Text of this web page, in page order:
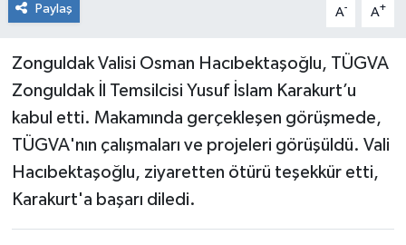
Paylaş A- A+
Zonguldak Valisi Osman Hacıbektaşoğlu, TÜGVA
Zonguldak İl Temsilcisi Yusuf İslam Karakurt’u
kabul etti. Makamında gerçekleşen görüşmede,
TÜGVA'nın çalışmaları ve projeleri görüşüldü. Vali
Hacıbektaşoğlu, ziyaretten ötürü teşekkür etti,
Karakurt'a başarı diledi.